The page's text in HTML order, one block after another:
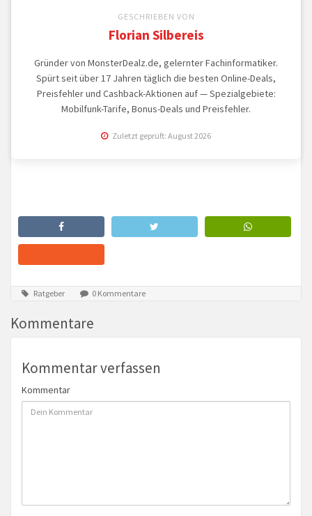
GESCHRIEBEN VON
Florian Silbereis
Gründer von MonsterDealz.de, gelernter Fachinformatiker.
Spürt seit über 17 Jahren täglich die besten Online-Deals,
Preisfehler und Cashback-Aktionen auf — Spezialgebiete:
Mobilfunk-Tarife, Bonus-Deals und Preisfehler.
Zuletzt geprüft: August 2026
Ratgeber 0 Kommentare
Kommentare
Kommentar verfassen
Kommentar